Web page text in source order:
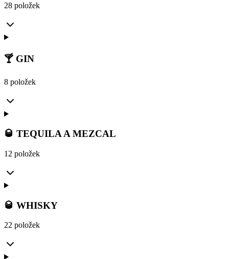
28 položek
🍸 GIN
8 položek
🥃 TEQUILA A MEZCAL
12 položek
🥃 WHISKY
22 položek